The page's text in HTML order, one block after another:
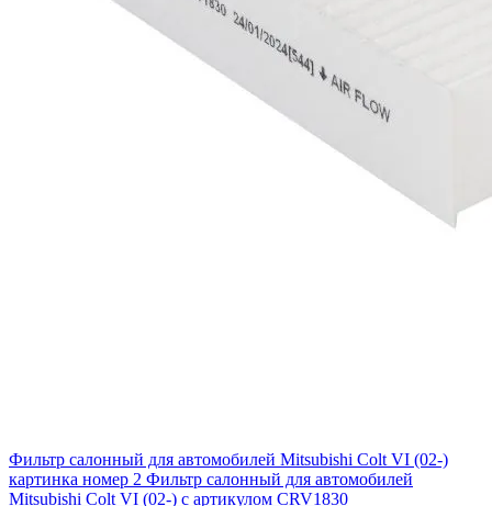
Фильтр салонный для автомобилей Mitsubishi Colt VI (02-)
картинка номер 2 Фильтр салонный для автомобилей
Mitsubishi Colt VI (02-) с артикулом CRV1830